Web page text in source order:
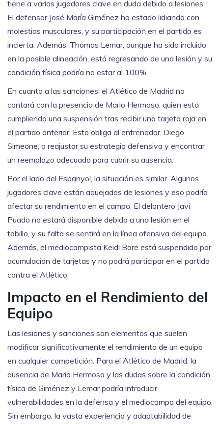
tiene a varios jugadores clave en duda debido a lesiones.
El defensor José María Giménez ha estado lidiando con
molestias musculares, y su participación en el partido es
incierta. Además, Thomas Lemar, aunque ha sido incluido
en la posible alineación, está regresando de una lesión y su
condición física podría no estar al 100%.
En cuanto a las sanciones, el Atlético de Madrid no
contará con la presencia de Mario Hermoso, quien está
cumpliendo una suspensión tras recibir una tarjeta roja en
el partido anterior. Esto obliga al entrenador, Diego
Simeone, a reajustar su estrategia defensiva y encontrar
un reemplazo adecuado para cubrir su ausencia.
Por el lado del Espanyol, la situación es similar. Algunos
jugadores clave están aquejados de lesiones y eso podría
afectar su rendimiento en el campo. El delantero Javi
Puado no estará disponible debido a una lesión en el
tobillo, y su falta se sentirá en la línea ofensiva del equipo.
Además, el mediocampista Keidi Bare está suspendido por
acumulación de tarjetas y no podrá participar en el partido
contra el Atlético.
Impacto en el Rendimiento del
Equipo
Las lesiones y sanciones son elementos que suelen
modificar significativamente el rendimiento de un equipo
en cualquier competición. Para el Atlético de Madrid, la
ausencia de Mario Hermoso y las dudas sobre la condición
física de Giménez y Lemar podría introducir
vulnerabilidades en la defensa y el mediocampo del equipo.
Sin embargo, la vasta experiencia y adaptabilidad de